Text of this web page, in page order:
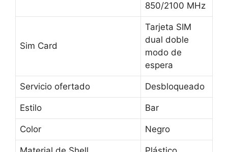
850/2100 MHz
Sim Card
Tarjeta SIM
dual doble
modo de
espera
Servicio ofertado Desbloqueado
Estilo Bar
Color Negro